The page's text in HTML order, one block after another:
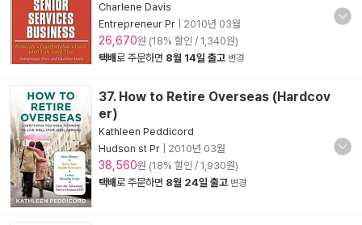
Charlene Davis
Entrepreneur Pr
2010년 03월
26,670원 (18% 할인 / 1,340원)
택배로 주문하면 8월 14일 출고 변경
37. How to Retire Overseas (Hardcov
er)
Kathleen Peddicord
Hudson st Pr
2010년 03월
38,560원 (18% 할인 / 1,930원)
택배로 주문하면 8월 24일 출고 변경